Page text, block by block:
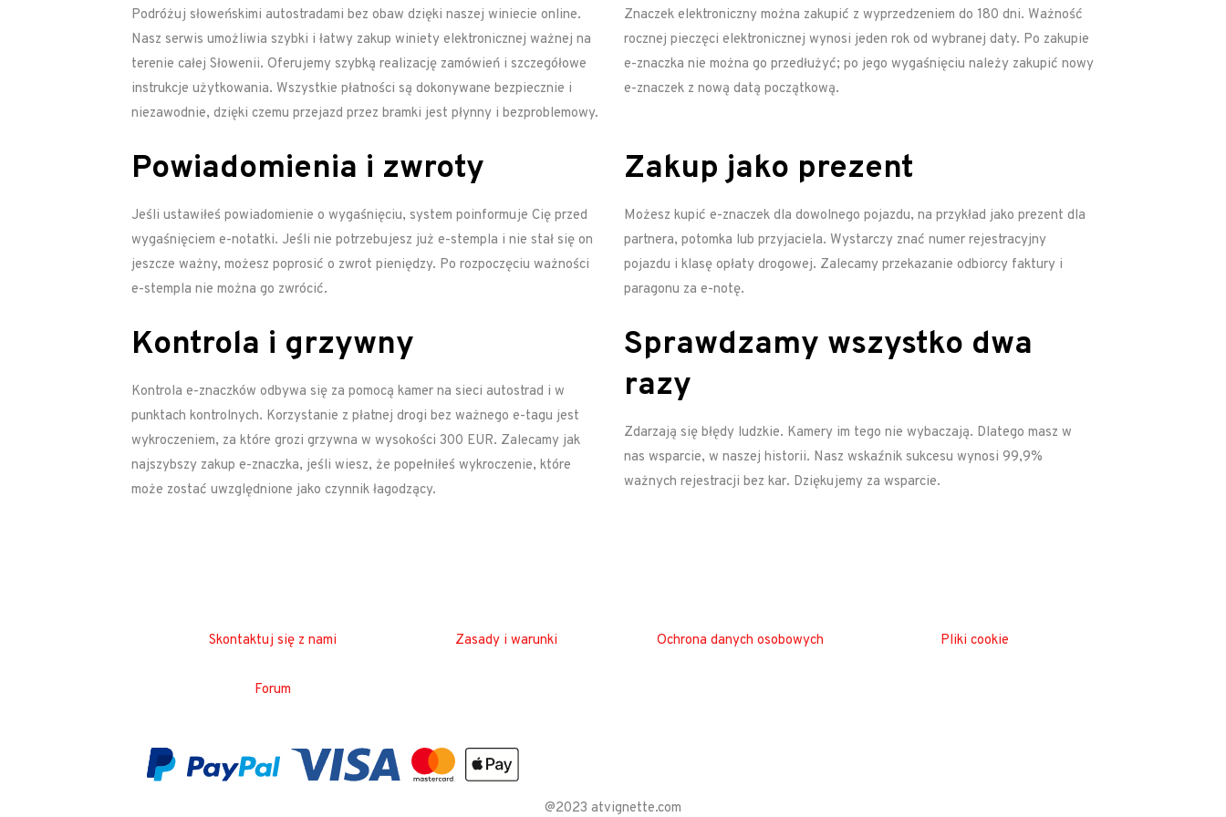
Podróżuj słoweńskimi autostradami bez obaw dzięki naszej winiecie online.
Nasz serwis umożliwia szybki i łatwy zakup winiety elektronicznej ważnej na
terenie całej Słowenii. Oferujemy szybką realizację zamówień i szczegółowe
instrukcje użytkowania. Wszystkie płatności są dokonywane bezpiecznie i
niezawodnie, dzięki czemu przejazd przez bramki jest płynny i bezproblemowy.
Znaczek elektroniczny można zakupić z wyprzedzeniem do 180 dni. Ważność
rocznej pieczęci elektronicznej wynosi jeden rok od wybranej daty. Po zakupie
e-znaczka nie można go przedłużyć; po jego wygaśnięciu należy zakupić nowy
e-znaczek z nową datą początkową.
Powiadomienia i zwroty
Jeśli ustawiłeś powiadomienie o wygaśnięciu, system poinformuje Cię przed
wygaśnięciem e-notatki. Jeśli nie potrzebujesz już e-stempla i nie stał się on
jeszcze ważny, możesz poprosić o zwrot pieniędzy. Po rozpoczęciu ważności
e-stempla nie można go zwrócić.
Zakup jako prezent
Możesz kupić e-znaczek dla dowolnego pojazdu, na przykład jako prezent dla
partnera, potomka lub przyjaciela. Wystarczy znać numer rejestracyjny
pojazdu i klasę opłaty drogowej. Zalecamy przekazanie odbiorcy faktury i
paragonu za e-notę.
Kontrola i grzywny
Kontrola e-znaczków odbywa się za pomocą kamer na sieci autostrad i w
punktach kontrolnych. Korzystanie z płatnej drogi bez ważnego e-tagu jest
wykroczeniem, za które grozi grzywna w wysokości 300 EUR. Zalecamy jak
najszybszy zakup e-znaczka, jeśli wiesz, że popełniłeś wykroczenie, które
może zostać uwzględnione jako czynnik łagodzący.
Sprawdzamy wszystko dwa
razy
Zdarzają się błędy ludzkie. Kamery im tego nie wybaczają. Dlatego masz w
nas wsparcie, w naszej historii. Nasz wskaźnik sukcesu wynosi 99,9%
ważnych rejestracji bez kar. Dziękujemy za wsparcie.
Skontaktuj się z nami Zasady i warunki Ochrona danych osobowych Pliki cookie
Forum
@2023 atvignette.com